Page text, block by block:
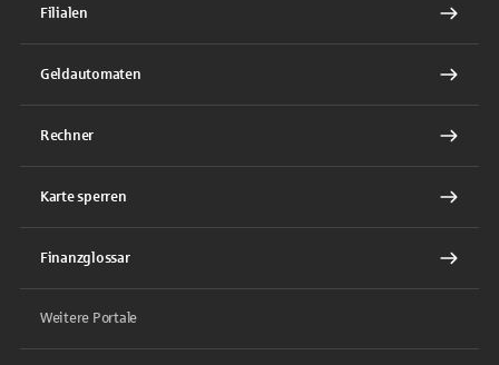
Filialen
Geldautomaten
Rechner
Karte sperren
Finanzglossar
Weitere Portale